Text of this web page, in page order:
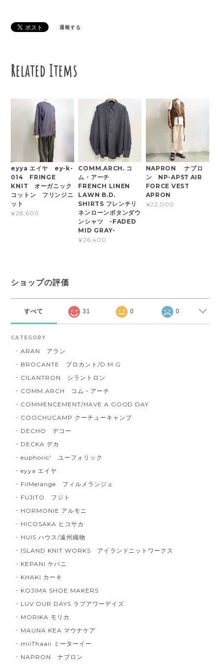
通報する
Related Items
eyya エイヤ ey-k-
014 FRINGE
KNIT オーガニック
コットン フリンジニ
ット
¥28,600
COMM.ARCH. コ
ム・アーチ
FRENCH LINEN
LAWN B.D.
SHIRTS フレンチリ
ネンローンボタンダウ
ンシャツ -FADED
MID GRAY-
¥26,400
NAPRON ナプロ
ン NP-AP57 AIR
FORCE VEST
APRON
¥22,000
ショップの評価
すべて 31 0 0
CATEGORY
ARAN アラン
BROCANTE ブロカント/D.M.G
CILANTRON シラントロン
COMM.ARCH コム・アーチ
COMMENCEMENT/HAVE A GOOD DAY
COOCHUCAMP クーチューキャンプ
DECHO デコー
DECKA デカ
euphoric' ユーフォリック
eyya エイヤ
FilMelange フィルメランジェ
FUJITO フジト
HORMONIE アルモニ
HICOSAKA ヒコサカ
HUIS ハウス/遠州織物
ISLAND KNIT WORKS アイランドニットワークス
KEPANI ケパニ
KHAKI カーキ
KOJIMA SHOE MAKERS
LUV OUR DAYS ラブアワーデイズ
MORIKA モリカ
MAUNA KEA マウナケア
miiThaaii ミーターイー
NAPRON ナプロン